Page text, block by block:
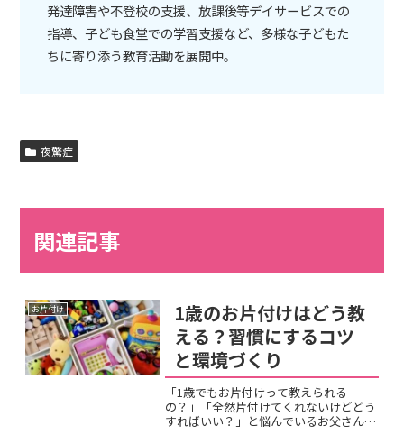
発達障害や不登校の支援、放課後等デイサービスでの
指導、子ども食堂での学習支援など、多様な子どもた
ちに寄り添う教育活動を展開中。
夜驚症
関連記事
お片付け
1歳のお片付けはどう教
える？習慣にするコツ
と環境づくり
「1歳でもお片付けって教えられる
の？」「全然片付けてくれないけどどう
すればいい？」と悩んでいるお父さん・